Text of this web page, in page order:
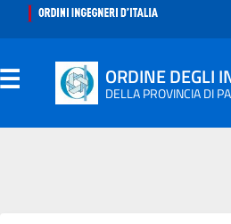
ORDINE DEGLI
DELLA PROVINCIA DI